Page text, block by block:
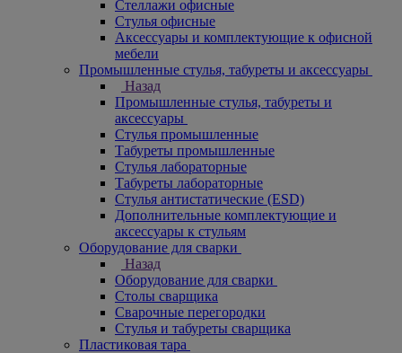
Стеллажи офисные
Стулья офисные
Аксессуары и комплектующие к офисной
мебели
Промышленные стулья, табуреты и аксессуары
Назад
Промышленные стулья, табуреты и
аксессуары
Стулья промышленные
Табуреты промышленные
Стулья лабораторные
Табуреты лабораторные
Стулья антистатические (ESD)
Дополнительные комплектующие и
аксессуары к стульям
Оборудование для сварки
Назад
Оборудование для сварки
Столы сварщика
Сварочные перегородки
Стулья и табуреты сварщика
Пластиковая тара